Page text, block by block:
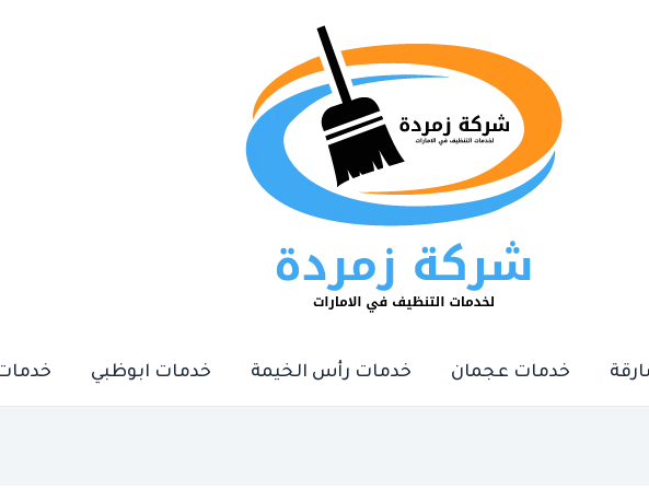
خدمات عجمان خدمات رأس الخيمة خدمات ابوظبي